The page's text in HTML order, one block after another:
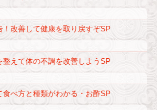
！改善して健康を取り戻すぞSP
整えて体の不調を改善しようSP
食べ方と種類がわかる・お酢SP